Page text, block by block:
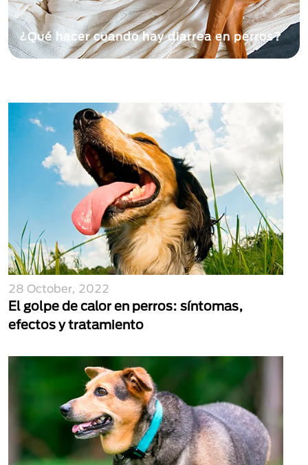
¿Qué hacer cuando hay diarrea en perros?
28 October, 2022
El golpe de calor en perros: síntomas,
efectos y tratamiento